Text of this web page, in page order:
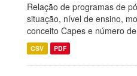
Relação de programas de
situação, nível de ensino,
conceito Capes e número
CSV PDF